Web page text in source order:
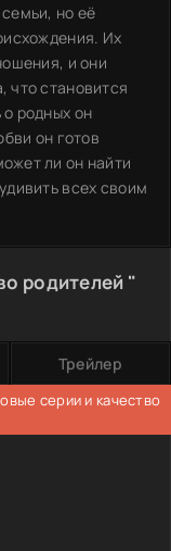
но её
Их
и они
что становится
родных он
он готов
ли он найти
всех своим
родителей "
Трейлер
серии и качество